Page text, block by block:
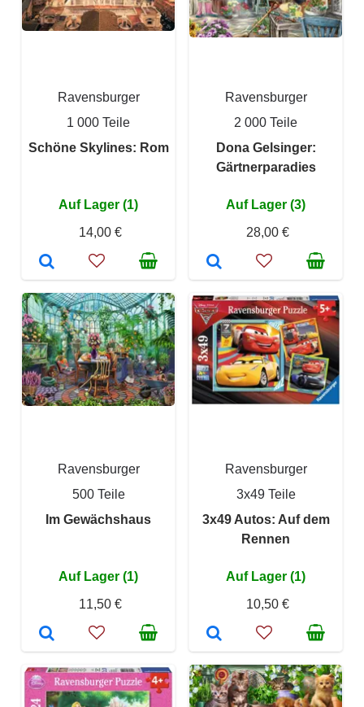
Ravensburger
1 000 Teile
Schöne Skylines: Rom
Auf Lager (1)
14,00 €
Ravensburger
2 000 Teile
Dona Gelsinger:
Gärtnerparadies
Auf Lager (3)
28,00 €
Ravensburger
500 Teile
Im Gewächshaus
Auf Lager (1)
11,50 €
Ravensburger
3x49 Teile
3x49 Autos: Auf dem
Rennen
Auf Lager (1)
10,50 €